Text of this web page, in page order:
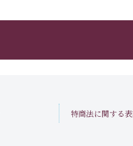
特商法に関する